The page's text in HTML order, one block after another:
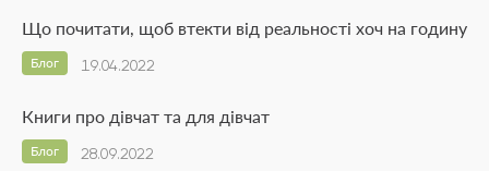
Що почитати, щоб втекти від реальності хоч на годину
19.04.2022
Блог
Книги про дівчат та для дівчат
28.09.2022
Блог